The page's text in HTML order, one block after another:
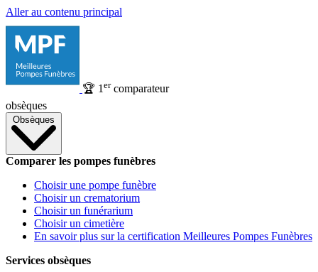
Aller au contenu principal
🏆 1 ercomparateur
obsèques
Obsèques
Comparer les pompes funèbres
Choisir une pompe funèbre
Choisir un crematorium
Choisir un funérarium
Choisir un cimetière
En savoir plus sur la certification Meilleures Pompes Funèbres
Services obsèques